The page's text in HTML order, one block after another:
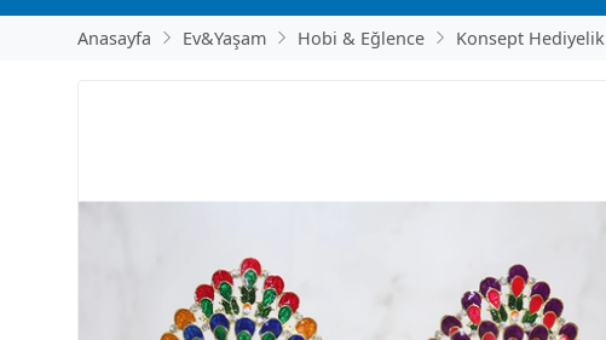
Anasayfa Ev&Yaşam Hobi & Eğlence Konsept Hediyelik